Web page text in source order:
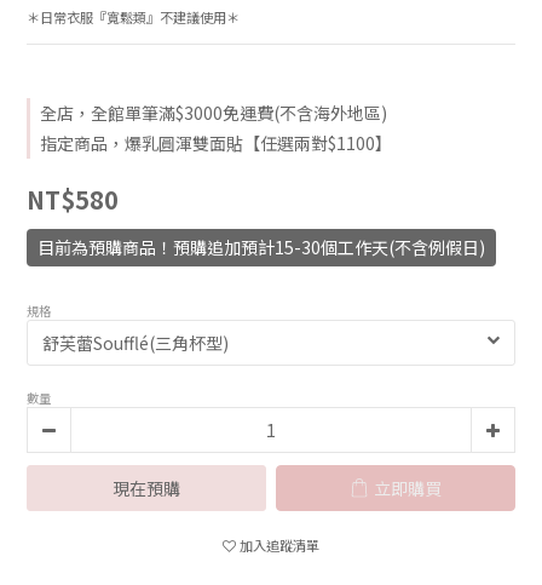
＊日常衣服『寬鬆類』不建議使用＊
全店，全館單筆滿$3000免運費(不含海外地區)
指定商品，爆乳圓渾雙面貼【任選兩對$1100】
NT$580
目前為預購商品！預購追加預計15-30個工作天(不含例假日)
規格
數量
現在預購 立即購買
加入追蹤清單